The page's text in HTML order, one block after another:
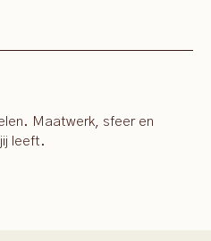
Maatwerk, sfeer en
leeft.